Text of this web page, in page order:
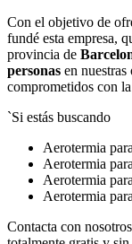
Con el objetivo de
fundé esta empresa,
provincia de
personas en
comprometidos con
`Si estás buscando
Aerotermia
Aerotermia
Aerotermia
Aerotermia
Contacta con